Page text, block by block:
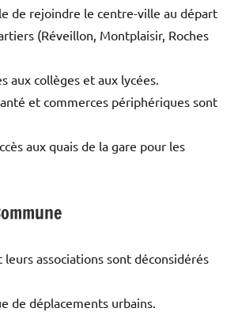
de rejoindre le centre-ville au départ
(Réveillon, Montplaisir, Roches
aux collèges et aux lycées.
et commerces périphériques sont
aux quais de la gare pour les
leurs associations sont déconsidérés
de déplacements urbains.